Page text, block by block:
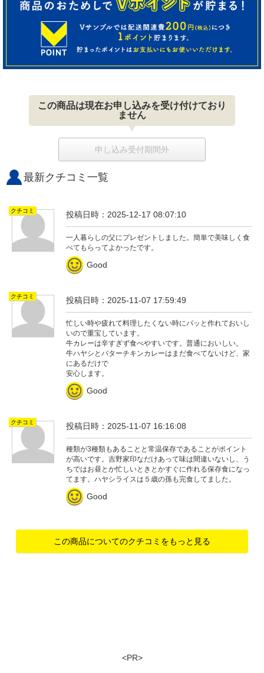
この商品は現在お申し込みを受け付けており
ません
申し込み受付期間外
最新クチコミ一覧
クチコミ 投稿日時：2025-12-17 08:07:10
一人暮らしの父にプレゼントしました。簡単で美味しく食
べてもらってよかったです。
Good
クチコミ 投稿日時：2025-11-07 17:59:49
忙しい時や疲れて料理したくない時にパッと作れておいし
いので重宝しています。
牛カレーは辛すぎず食べやすいです。普通においしい。
牛ハヤシとバターチキンカレーはまだ食べてないけど、家
にあるだけで
安心します。
Good
クチコミ 投稿日時：2025-11-07 16:16:08
種類が3種類もあることと常温保存であることがポイント
が高いです。吉野家印なだけあって味は間違いないし、う
ちではお昼とか忙しいときとかすぐに作れる保存食になっ
てます。ハヤシライスは５歳の孫も完食してました。
Good
この商品についてのクチコミをもっと見る
<PR>